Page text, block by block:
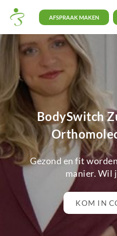
AFSPRAAK MAKEN
BodySwitch
Gezond en fit
manier. Wil
KOM IN